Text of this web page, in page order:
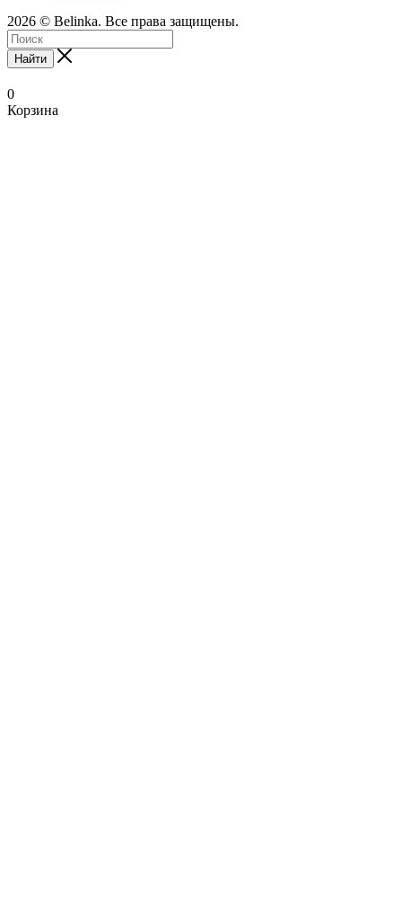
2026 © Belinka. Все права защищены.
Найти
0
Корзина